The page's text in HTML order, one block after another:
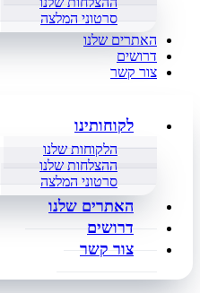
סרטוני המלצה
האתרים שלנו
דרושים
צור קשר
לקוחותינו
הלקוחות שלנו
ההצלחות שלנו
סרטוני המלצה
האתרים שלנו
דרושים
צור קשר